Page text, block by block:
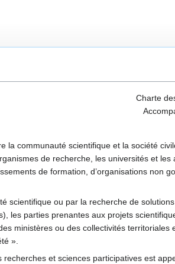
Charte
la communauté scientifique et la société
de recherche, les universités et
de formation, d’organisations
scientifique ou par la recherche de
les parties prenantes aux projets
ministères ou des collectivités
».
recherches et sciences participatives est